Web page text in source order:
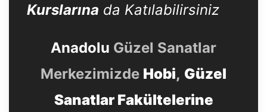
Kurslarına da Katılabilirsiniz
Anadolu Güzel Sanatlar
Merkezimizde Hobi, Güzel
Sanatlar Fakültelerine